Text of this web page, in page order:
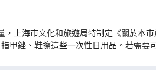
上海市文化和旅遊局特制定《關於本
甲銼、鞋擦這些一次性日用品。若需要